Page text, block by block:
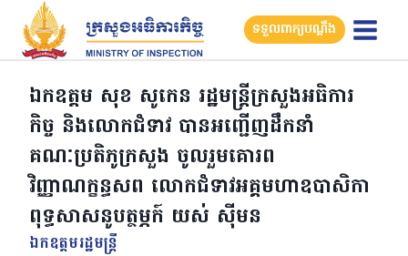
Skip
content
ទទួលពាក្យបណ្តឹង
ឯកឧត្ដម សុខ សូកេន រដ្ឋមន្រ្តីក្រសួងអធិការ
កិច្ច និងលោកជំទាវ បានអញ្ជើញដឹកនាំ
គណៈប្រតិភូក្រសួង ចូលរួមគោរព
វិញ្ញាណក្ខន្ធសព លោកជំទាវអគ្គមហាឧបាសិកា
ពុទ្ធសាសនូបត្ថម្ភក៍ យស់ ស៊ីមន
ឯកឧត្ដមរដ្ឋមន្ត្រី